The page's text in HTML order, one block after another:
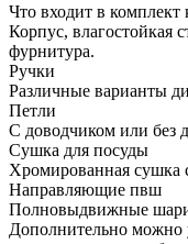
Что входит в комплект
Корпус, влагостойкая
фурнитура.
Ручки
Различные варианты
Петли
С доводчиком или без
Сушка для посуды
Хромированная
Направляющие пвш
Полновыдвижные
Дополнительно можно